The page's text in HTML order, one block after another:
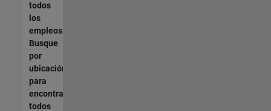
todos
los
empleos.
Busque
por
ubicación
para
encontrar
todos